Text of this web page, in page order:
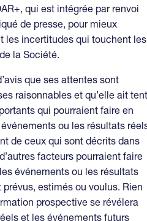
qui est intégrée par renvoi
de presse, pour mieux
les incertitudes qui touchent les
la Société.
que ses attentes sont
raisonnables et qu’elle ait
qui pourraient faire en
ou les résultats
de ceux qui sont décrits dans
facteurs pourraient faire
événements ou les résultats
estimés ou voulus. Rien
prospective se révélera
et les événements futurs